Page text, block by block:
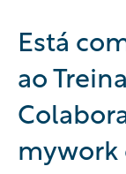
Está
ao
mywork